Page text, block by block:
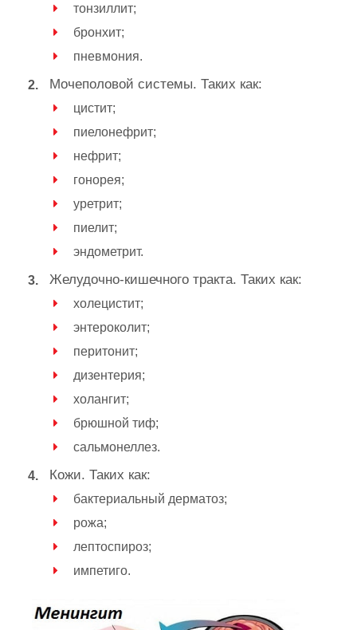
тонзиллит;
бронхит;
пневмония.
Мочеполовой системы. Таких как:
цистит;
пиелонефрит;
нефрит;
гонорея;
уретрит;
пиелит;
эндометрит.
Желудочно-кишечного тракта. Таких как:
холецистит;
энтероколит;
перитонит;
дизентерия;
холангит;
брюшной тиф;
сальмонеллез.
Кожи. Таких как:
бактериальный дерматоз;
рожа;
лептоспироз;
импетиго.